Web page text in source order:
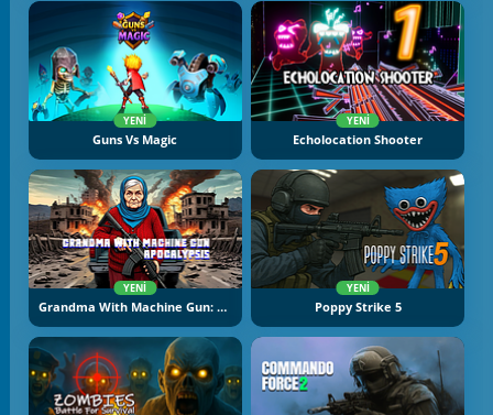
YENI
Guns Vs Magic
YENI
Echolocation Shooter
YENI
Grandma With Machine Gun: Apocalypsis
YENI
Poppy Strike 5